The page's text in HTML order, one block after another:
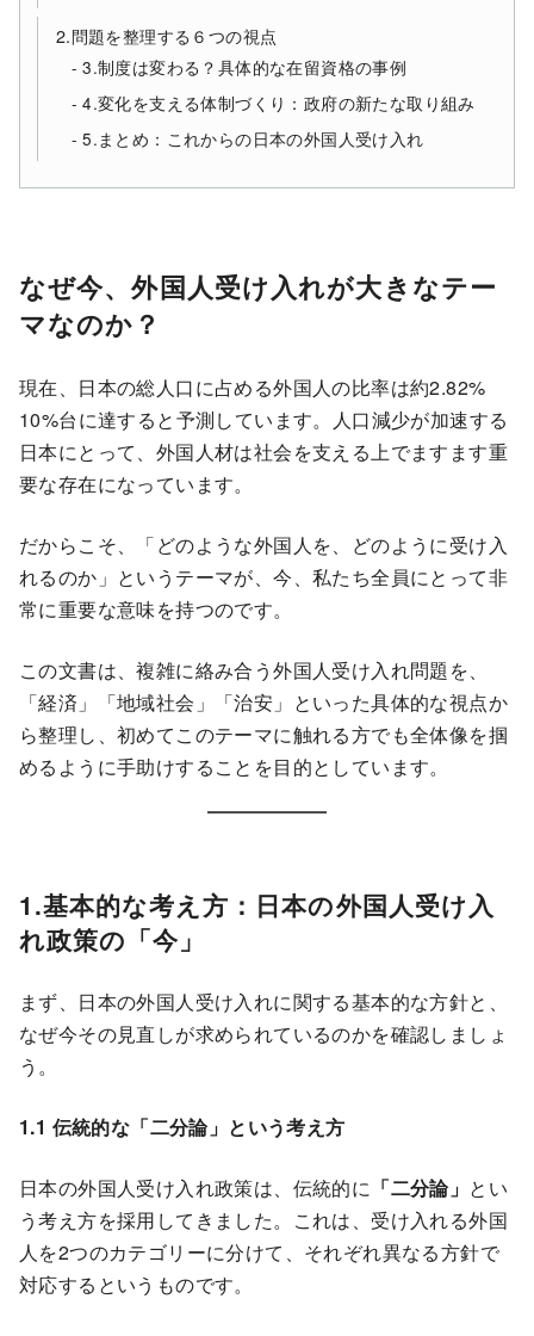
2.問題を整理する６つの視点
3.制度は変わる？具体的な在留資格の事例
4.変化を支える体制づくり：政府の新たな取り組み
5.まとめ：これからの日本の外国人受け入れ
なぜ今、外国人受け入れが大きなテー
マなのか？
現在、日本の総人口に占める外国人の比率は約2.82%
10%台に達すると予測しています。人口減少が加速する
日本にとって、外国人材は社会を支える上でますます重
要な存在になっています。
だからこそ、「どのような外国人を、どのように受け入
れるのか」というテーマが、今、私たち全員にとって非
常に重要な意味を持つのです。
この文書は、複雑に絡み合う外国人受け入れ問題を、
「経済」「地域社会」「治安」といった具体的な視点か
ら整理し、初めてこのテーマに触れる方でも全体像を掴
めるように手助けすることを目的としています。
1.基本的な考え方：日本の外国人受け入
れ政策の「今」
まず、日本の外国人受け入れに関する基本的な方針と、
なぜ今その見直しが求められているのかを確認しましょ
う。
1.1 伝統的な「二分論」という考え方
日本の外国人受け入れ政策は、伝統的に 「二分論」 とい
う考え方を採用してきました。これは、受け入れる外国
人を2つのカテゴリーに分けて、それぞれ異なる方針で
対応するというものです。